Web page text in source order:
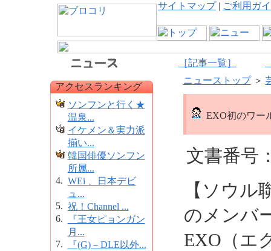
サイトマップ| ご利用ガ
［記事一覧］
アクセスランキング
ソンフンと行く★
温泉...
イケメン＆実力派
揃い...
韓国俳優ソンフン
所属...
4. WEi 、日本デビ
ュ...
5. 祝！Channel ...
6.
『王女ピョンガン
月...
7.
『(G)－DLE以外...
ニューストップ＞
EXO初のワー
文書番号
【ソウル
のメンバ
EXO（エ